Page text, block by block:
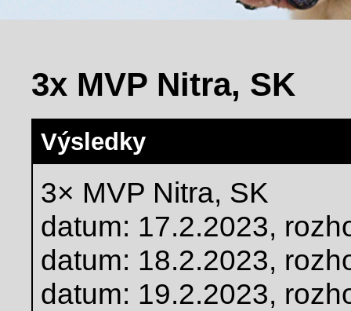
3x MVP Nitra, SK
Výsledky
3× MVP Nitra, SK
datum: 17.2.2023,
datum: 18.2.2023,
datum: 19.2.2023,